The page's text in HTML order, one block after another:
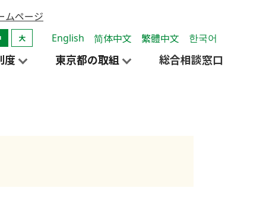
ムページ
大 English 简体中文 繁體中文 한국어
度 東京都の取組 総合相談窓口